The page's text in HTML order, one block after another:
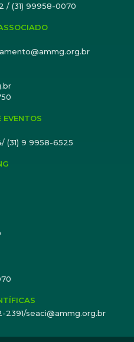
/ (31) 99958-0070
EVENTOS
(31) 9 9958-6525
2391/seaci@ammg.org.br